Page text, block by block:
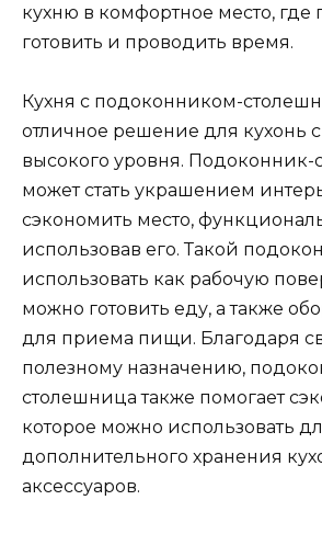
кухню в комфортное место, где
готовить и проводить время.
Кухня с подоконником-
отличное решение для кухонь
высокого уровня. Подоконник-
может стать украшением
сэкономить место,
использовав его. Такой
использовать как рабочую
можно готовить еду, а также
для приема пищи. Благодаря
полезному назначению,
столешница также помогает
которое можно использовать
дополнительного хранения
аксессуаров.